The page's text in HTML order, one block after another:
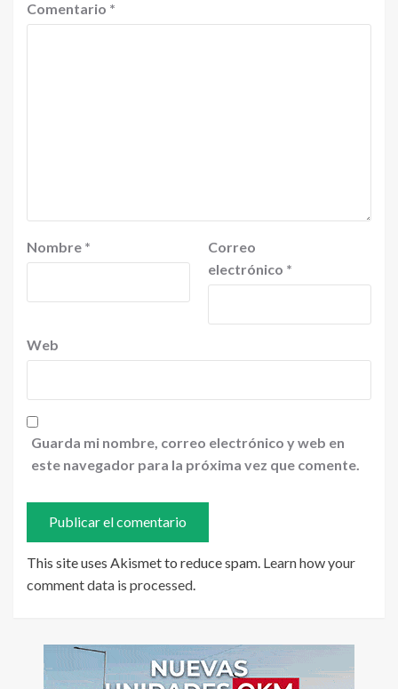
Comentario *
Nombre *
Correo
electrónico *
Web
Guarda mi nombre, correo electrónico y web en
este navegador para la próxima vez que comente.
This site uses Akismet to reduce spam. Learn how your
comment data is processed.